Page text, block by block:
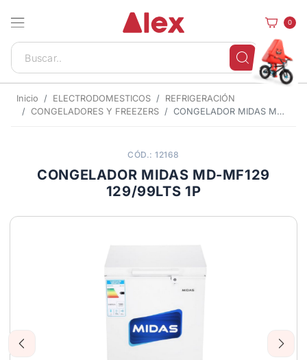
0
Inicio ELECTRODOMESTICOS
REFRIGERACIÓN
CONGELADORES Y FREEZERS
CONGELADOR MIDAS MD-MF129 129/99LTS 1P
CÓD.: 12168
CONGELADOR MIDAS MD-MF129
129/99LTS 1P
Previous Next